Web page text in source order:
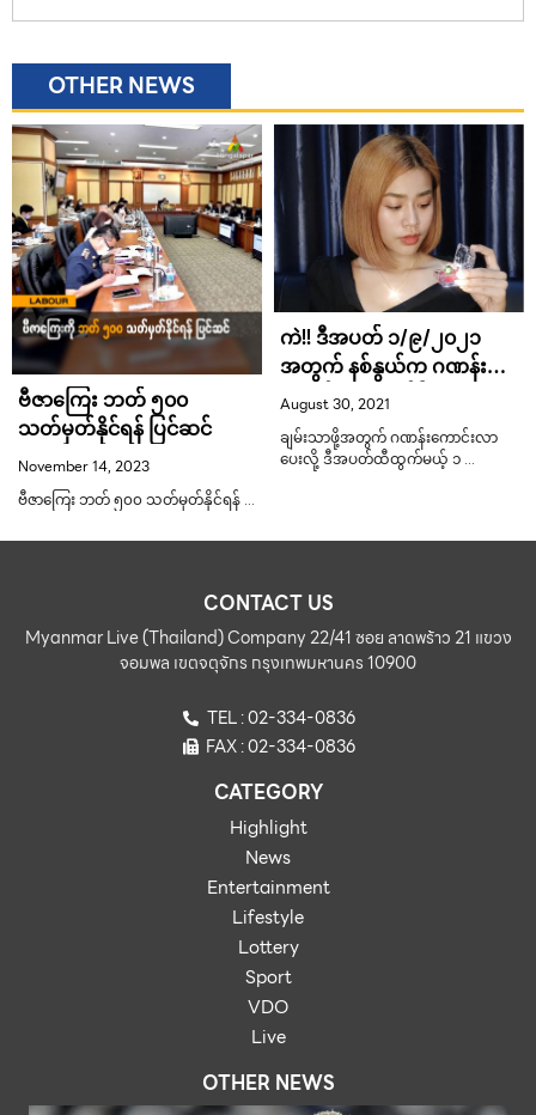
OTHER NEWS
ဗီဇာကြေး ဘတ် ၅၀၀
သတ်မှတ်နိုင်ရန် ပြင်ဆင်
November 14, 2023
ဗီဇာကြေး ဘတ် ၅၀၀ သတ်မှတ်နိုင်ရန် …
ကဲ!! ဒီအပတ် ၁/၉/၂၀၂၁
အတွက် နစ်နွယ်က ဂဏန်း
ကောင်းပေးလိုက်ပြီ
August 30, 2021
ချမ်းသာဖို့အတွက် ဂဏန်းကောင်းလာ
ပေးလို့ ဒီအပတ်ထီထွက်မယ့် ၁ …
CONTACT US
Myanmar Live (Thailand) Company 22/41 ซอย ลาดพร้าว 21 แขวง
จอมพล เขตจตุจักร กรุงเทพมหานคร 10900
TEL : 02-334-0836
FAX : 02-334-0836
CATEGORY
Highlight
News
Entertainment
Lifestyle
Lottery
Sport
VDO
Live
OTHER NEWS